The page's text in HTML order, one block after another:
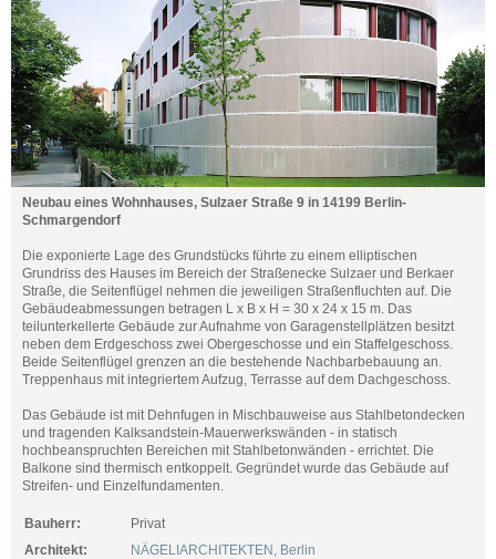
Neubau eines Wohnhauses, Sulzaer Straße 9 in 14199 Berlin-
Schmargendorf
Die exponierte Lage des Grundstücks führte zu einem elliptischen
Grundriss des Hauses im Bereich der Straßenecke Sulzaer und Berkaer
Straße, die Seitenflügel nehmen die jeweiligen Straßenfluchten auf. Die
Gebäudeabmessungen betragen L x B x H = 30 x 24 x 15 m. Das
teilunterkellerte Gebäude zur Aufnahme von Garagenstellplätzen besitzt
neben dem Erdgeschoss zwei Obergeschosse und ein Staffelgeschoss.
Beide Seitenflügel grenzen an die bestehende Nachbarbebauung an.
Treppenhaus mit integriertem Aufzug, Terrasse auf dem Dachgeschoss.
Das Gebäude ist mit Dehnfugen in Mischbauweise aus Stahlbetondecken
und tragenden Kalksandstein-Mauerwerkswänden - in statisch
hochbeanspruchten Bereichen mit Stahlbetonwänden - errichtet. Die
Balkone sind thermisch entkoppelt. Gegründet wurde das Gebäude auf
Streifen- und Einzelfundamenten.
Bauherr:
Privat
Architekt:
NÄGELIARCHITEKTEN, Berlin